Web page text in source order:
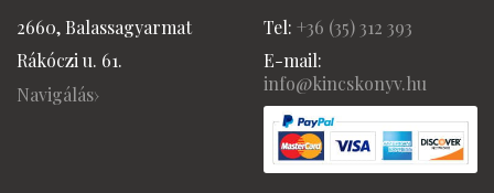
2660, Balassagyarmat
Rákóczi u. 61.
Navigálás›
Tel: +36 (35) 312 393
E-mail:
info@kincskonyv.hu